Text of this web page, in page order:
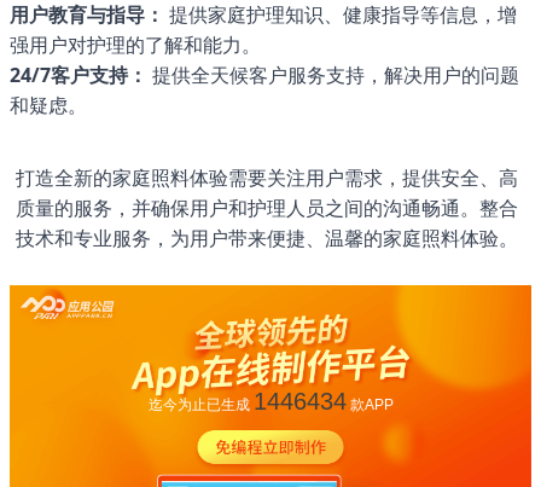
用户教育与指导： 提供家庭护理知识、健康指导等信息，增
强用户对护理的了解和能力。
24/7客户支持： 提供全天候客户服务支持，解决用户的问题
和疑虑。
打造全新的家庭照料体验需要关注用户需求，提供安全、高
质量的服务，并确保用户和护理人员之间的沟通畅通。整合
技术和专业服务，为用户带来便捷、温馨的家庭照料体验。
迄今为止已生成 1446434款APP